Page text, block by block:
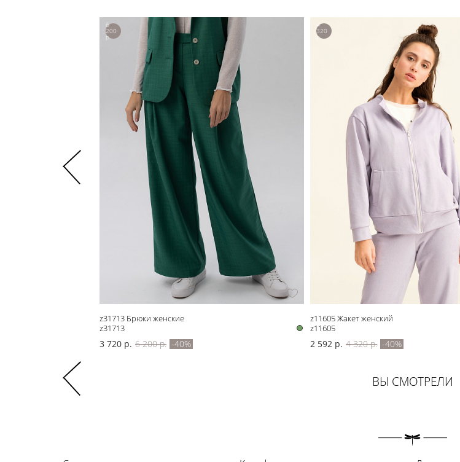
6
200
р.
z31713 Брюки женские
z31713
3 720 р. 6 200 р. -40%
4
320
р.
z11605 Жакет женский
z11605
2 592 р. 4 320 р. -40%
ВЫ СМОТРЕЛИ